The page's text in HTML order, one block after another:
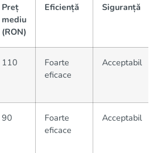
Preț
mediu
(RON)
Eficiență Siguranță
110
Foarte
eficace
Acceptabil
90
Foarte
eficace
Acceptabil